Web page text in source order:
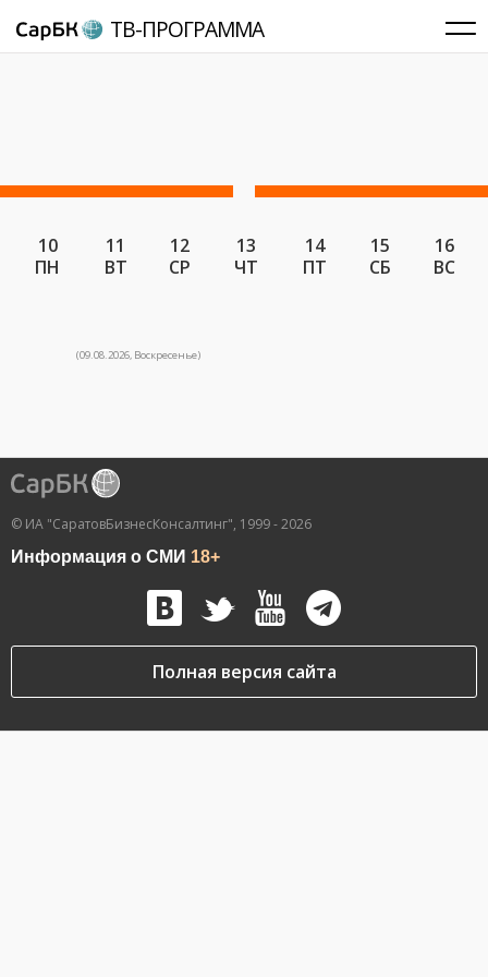
ТВ-ПРОГРАММА
10
ПН
11
ВТ
12
СР
13
ЧТ
14
ПТ
15
СБ
16
ВС
(09.08.2026, Воскресенье)
© ИА "СаратовБизнесКонсалтинг", 1999 - 2026
Информация о СМИ 18+
Полная версия сайта